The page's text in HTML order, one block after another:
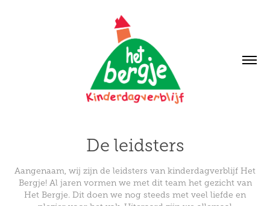
De leidsters
Aangenaam, wij zijn de leidsters van kinderdagverblijf Het
Bergje! Al jaren vormen we met dit team het gezicht van
Het Bergje. Dit doen we nog steeds met veel liefde en